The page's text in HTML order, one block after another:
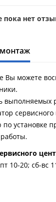
пока нет
можете
выполняемых
установке
10-20; сб-вс